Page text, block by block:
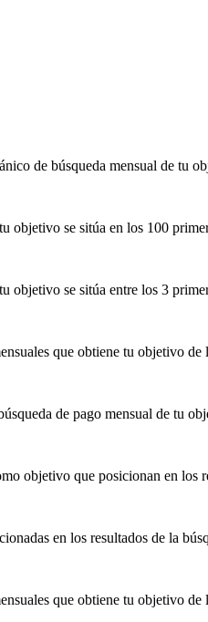
de búsqueda mensual de tu
objetivo se sitúa en los 100
objetivo se sitúa entre los 3
que obtiene tu objetivo de
de pago mensual de tu
objetivo que posicionan en los
en los resultados de la
que obtiene tu objetivo de